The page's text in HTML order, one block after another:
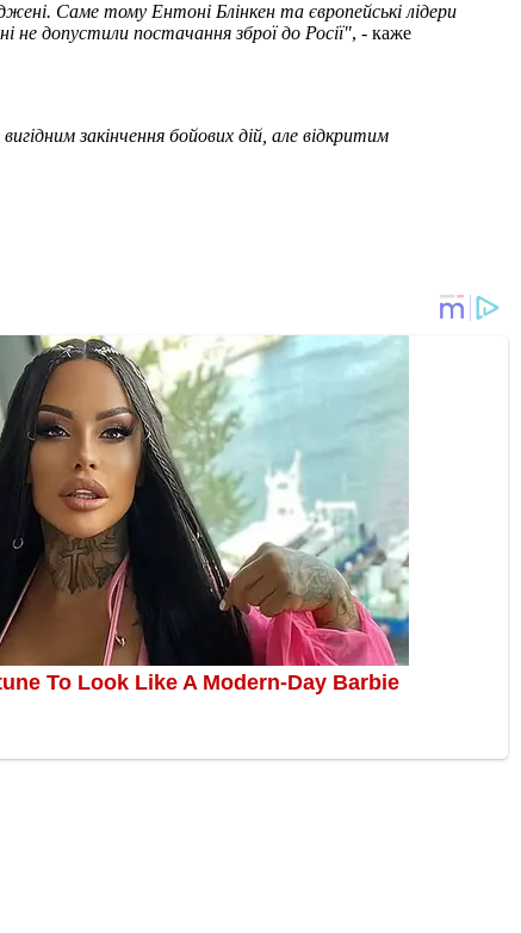
Саме тому Ентоні Блінкен та європейські лідери
допустили постачання зброї до Росії", - каже
закінчення бойових дій, але відкритим